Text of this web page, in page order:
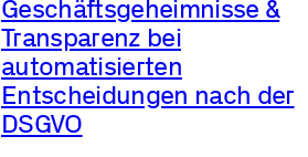
Geschäftsgeheimnisse &
Transparenz bei
automatisierten
Entscheidungen nach der
DSGVO